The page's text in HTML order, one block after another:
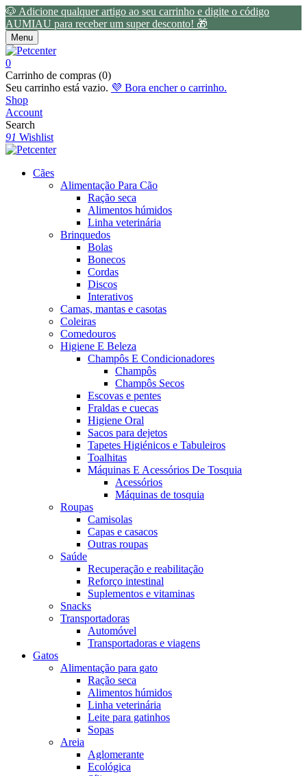
🐶 Adicione qualquer artigo ao seu carrinho e digite o código
AUMIAU para receber um super desconto! 🎁
Menu
0
Carrinho de compras (0)
Seu carrinho está vazio. 💜 Bora encher o carrinho.
Shop
Account
Search
91 Wishlist
Cães
Alimentação Para Cão
Ração seca
Alimentos húmidos
Linha veterinária
Brinquedos
Bolas
Bonecos
Cordas
Discos
Interativos
Camas, mantas e casotas
Coleiras
Comedouros
Higiene E Beleza
Champôs E Condicionadores
Champôs
Champôs Secos
Escovas e pentes
Fraldas e cuecas
Higiene Oral
Sacos para dejetos
Tapetes Higiénicos e Tabuleiros
Toalhitas
Máquinas E Acessórios De Tosquia
Acessórios
Máquinas de tosquia
Roupas
Camisolas
Capas e casacos
Outras roupas
Saúde
Recuperação e reabilitação
Reforço intestinal
Suplementos e vitaminas
Snacks
Transportadoras
Automóvel
Transportadoras e viagens
Gatos
Alimentação para gato
Ração seca
Alimentos húmidos
Linha veterinária
Leite para gatinhos
Sopas
Areia
Aglomerante
Ecológica